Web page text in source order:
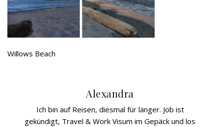
Willows Beach
Alexandra
Ich bin auf Reisen, diesmal für länger. Job ist
gekündigt, Travel & Work Visum im Gepäck und los